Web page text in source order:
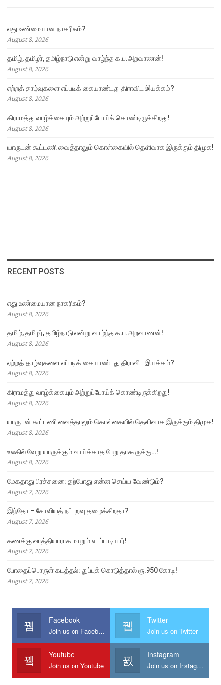
எது உண்மையான நாகரிகம்?
August 8, 2026
தமிழ், தமிழர், தமிழ்நாடு என்று வாழ்ந்த க.ப.அறவாணன்!
August 8, 2026
ஏற்றத் தாழ்வுகளை எப்படிக் கையாண்டது திராவிட இயக்கம்?
August 8, 2026
கிராமத்து வாழ்க்கையும் அற்றுப்போய்க் கொண்டிருக்கிறது!
August 8, 2026
யாருடன் கூட்டணி வைத்தாலும் கொள்கையில் தெளிவாக இருக்கும் திமுக!
August 8, 2026
RECENT POSTS
எது உண்மையான நாகரிகம்?
August 8, 2026
தமிழ், தமிழர், தமிழ்நாடு என்று வாழ்ந்த க.ப.அறவாணன்!
August 8, 2026
ஏற்றத் தாழ்வுகளை எப்படிக் கையாண்டது திராவிட இயக்கம்?
August 8, 2026
கிராமத்து வாழ்க்கையும் அற்றுப்போய்க் கொண்டிருக்கிறது!
August 8, 2026
யாருடன் கூட்டணி வைத்தாலும் கொள்கையில் தெளிவாக இருக்கும் திமுக!
August 8, 2026
உலகில் வேறு யாருக்கும் வாய்க்காத பேறு தாகூருக்கு…!
August 8, 2026
மேகதாது பிரச்சனை: தற்போது என்ன செய்ய வேண்டும்?
August 7, 2026
இந்தோ – சோவியத் நட்புறவு தழைக்கிறதா?
August 7, 2026
கணக்கு வாத்தியாராக மாறும் எடப்பாடியார்!
August 7, 2026
போதைப்பொருள் கடத்தல்: துப்புக் கொடுத்தால் ரூ.950 கோடி!
August 7, 2026
Facebook
Join us on Facebook
Twitter
Join us on Twitter
Youtube
Join us on Youtube
Instagram
Join us on Instagram